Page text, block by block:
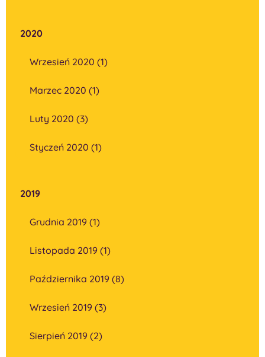
2020
Wrzesień 2020 (1)
Marzec 2020 (1)
Luty 2020 (3)
Styczeń 2020 (1)
2019
Grudnia 2019 (1)
Listopada 2019 (1)
Października 2019 (8)
Wrzesień 2019 (3)
Sierpień 2019 (2)